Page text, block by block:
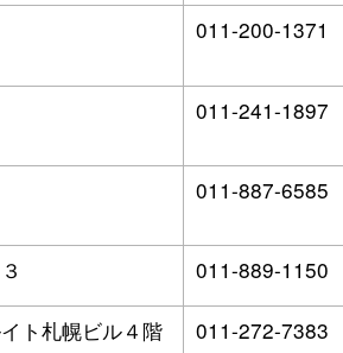
011-200-1371
011-241-1897
011-887-6585
011-889-1150
ト札幌ビル４階 011-272-7383